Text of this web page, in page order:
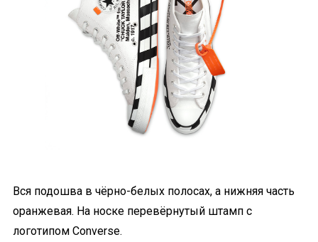
Вся подошва в чёрно-белых полосах, а нижняя часть
оранжевая. На носке перевёрнутый штамп с
логотипом Converse.